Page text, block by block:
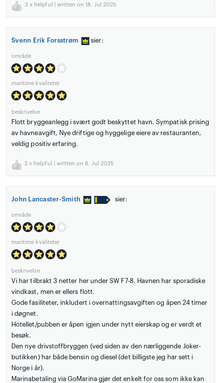
3 x helpful | written on 18. Jul 2025
Svenn Erik Forsstrøm sier:
område
maritime kvaliteter
beskrivelse
Flott bryggeanlegg i svært godt beskyttet havn. Sympatisk prising
av havneavgift, Nye driftige og hyggelige eiere av restauranten,
veldig positiv erfaring.
2 x helpful | written on 8. Jul 2025
John Lancaster-Smith sier:
område
maritime kvaliteter
beskrivelse
Vi har tilbrakt 3 netter her under SW F7-8. Havnen har sporadiske
vindkast, men er ellers flott.
Gode fasiliteter, inkludert i overnattingsavgiften og åpen 24 timer
i døgnet.
Hotellet/pubben er åpen igjen under nytt eierskap og er verdt et
besøk.
Den nye drivstoffbryggen (ved siden av den nærliggende Joker-
butikken) har både bensin og diesel (det billigste jeg har sett i
Norge i år).
Marinabetaling via GoMarina gjør det enkelt for oss som ikke kan